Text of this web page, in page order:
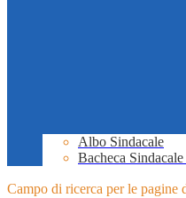
Albo Sindacale
Bacheca
Campo di ricerca per le pagine